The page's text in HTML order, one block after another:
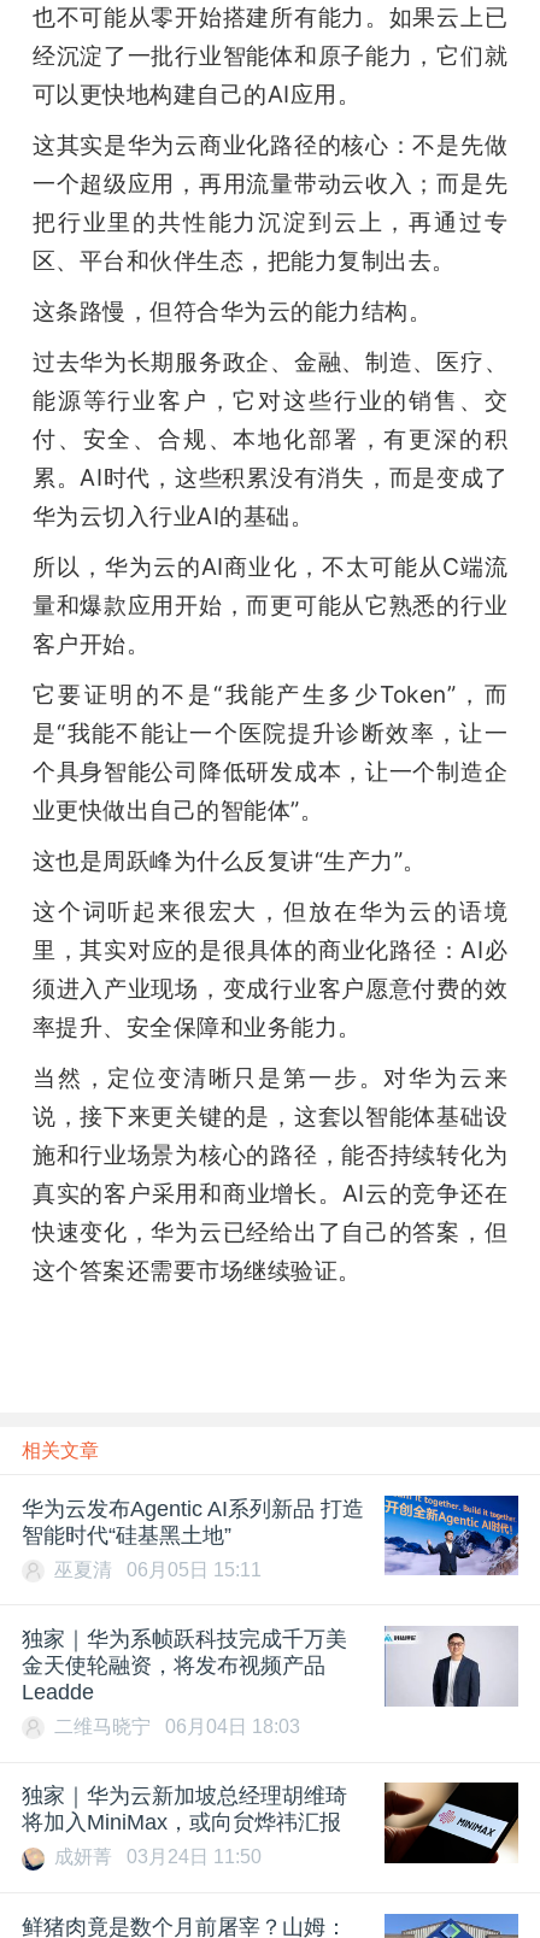
也不可能从零开始搭建所有能力。如果云上已
经沉淀了一批行业智能体和原子能力，它们就
可以更快地构建自己的AI应用。
这其实是华为云商业化路径的核心：不是先做
一个超级应用，再用流量带动云收入；而是先
把行业里的共性能力沉淀到云上，再通过专
区、平台和伙伴生态，把能力复制出去。
这条路慢，但符合华为云的能力结构。
过去华为长期服务政企、金融、制造、医疗、
能源等行业客户，它对这些行业的销售、交
付、安全、合规、本地化部署，有更深的积
累。AI时代，这些积累没有消失，而是变成了
华为云切入行业AI的基础。
所以，华为云的AI商业化，不太可能从C端流
量和爆款应用开始，而更可能从它熟悉的行业
客户开始。
它要证明的不是“我能产生多少Token”，而
是“我能不能让一个医院提升诊断效率，让一
个具身智能公司降低研发成本，让一个制造企
业更快做出自己的智能体”。
这也是周跃峰为什么反复讲“生产力”。
这个词听起来很宏大，但放在华为云的语境
里，其实对应的是很具体的商业化路径：AI必
须进入产业现场，变成行业客户愿意付费的效
率提升、安全保障和业务能力。
当然，定位变清晰只是第一步。对华为云来
说，接下来更关键的是，这套以智能体基础设
施和行业场景为核心的路径，能否持续转化为
真实的客户采用和商业增长。AI云的竞争还在
快速变化，华为云已经给出了自己的答案，但
这个答案还需要市场继续验证。
相关文章
华为云发布Agentic AI系列新品 打造
智能时代“硅基黑土地”
巫夏清 06月05日 15:11
独家｜华为系帧跃科技完成千万美
金天使轮融资，将发布视频产品
Leadde
二维马晓宁 06月04日 18:03
独家｜华为云新加坡总经理胡维琦
将加入MiniMax，或向贠烨祎汇报
成妍菁 03月24日 11:50
鲜猪肉竟是数个月前屠宰？山姆：